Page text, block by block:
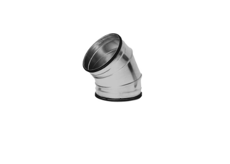
ZVLHČOVAČE VZDUCHU PRŮMYSLOVÉ